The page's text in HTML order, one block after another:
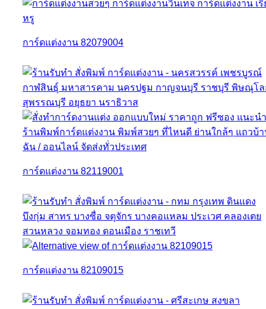
การ์ดแต่งงาน 82079004
การ์ดแต่งงาน 82119001
การ์ดแต่งงาน 82109015